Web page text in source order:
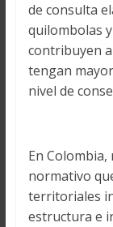
de consulta
quilombolas
contribuyen
tengan
nivel de
En
normativo
territoriales
estructura e